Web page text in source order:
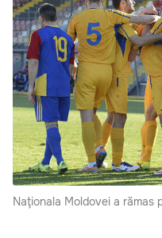
Naţionala Moldovei a rămas